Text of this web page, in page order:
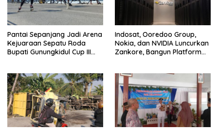
Pantai Sepanjang Jadi Arena
Kejuaraan Sepatu Roda
Bupati Gunungkidul Cup III
Tourism
Indosat, Ooredoo Group,
Nokia, dan NVIDIA Luncurkan
Zankore, Bangun Platform